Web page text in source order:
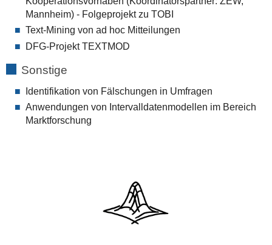
Mannheim) - Folgeprojekt zu TOBI
Text-Mining von ad hoc Mitteilungen
DFG-Projekt TEXTMOD
Sonstige
Identifikation von Fälschungen in Umfragen
Anwendungen von Intervalldatenmodellen im Bereich
Marktforschung